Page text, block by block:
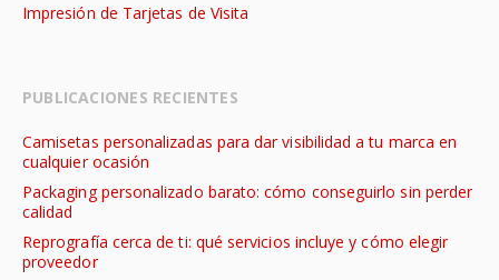
Impresión de Tarjetas de Visita
PUBLICACIONES RECIENTES
Camisetas personalizadas para dar visibilidad a tu marca en
cualquier ocasión
Packaging personalizado barato: cómo conseguirlo sin perder
calidad
Reprografía cerca de ti: qué servicios incluye y cómo elegir
proveedor